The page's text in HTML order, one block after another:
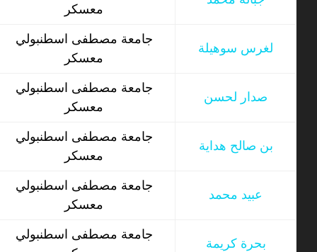
معسكر
جامعة مصطفى اسطنبولي
معسكر
لغرس سوهيلة
جامعة مصطفى اسطنبولي
معسكر
صدار لحسن
جامعة مصطفى اسطنبولي
معسكر
بن صالح هداية
جامعة مصطفى اسطنبولي
معسكر
عبيد محمد
جامعة مصطفى اسطنبولي
بحرة كريمة